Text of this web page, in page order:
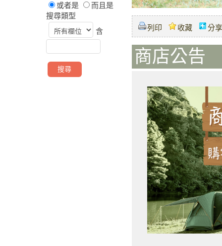
或者是
而且是
搜尋類型
含
列印 收藏 分享
商店公告